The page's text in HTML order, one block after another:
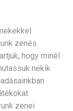
zenés
hogy minél
nekik
zenei